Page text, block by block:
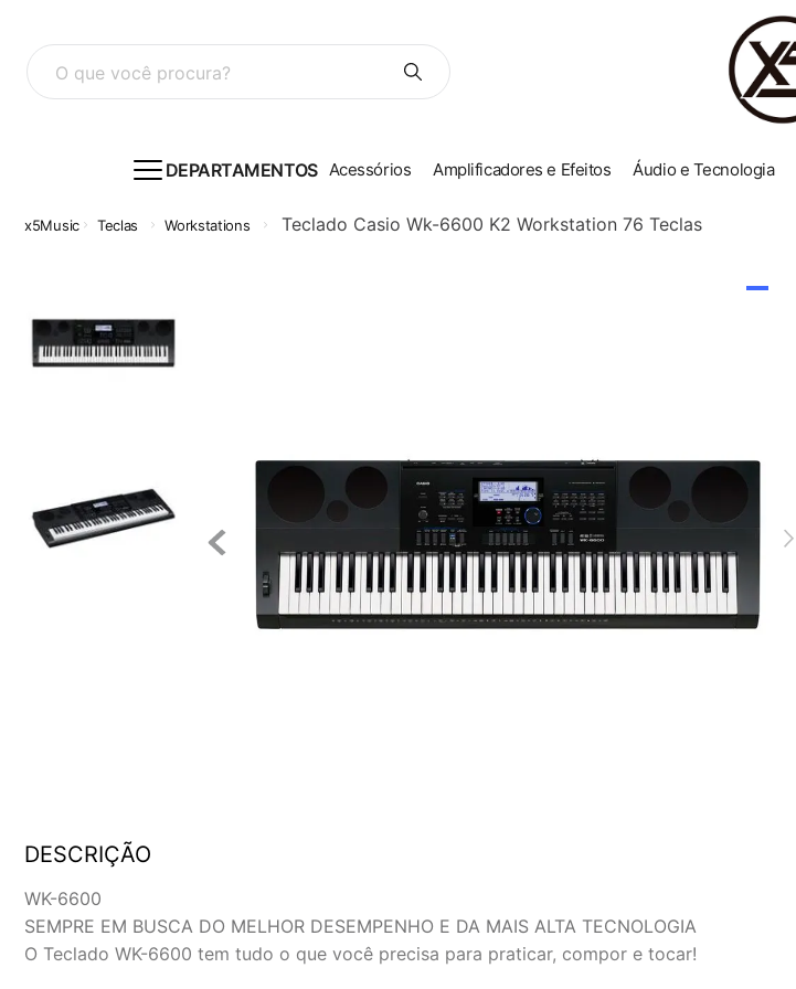
O que você procura?
DEPARTAMENTOS Acessórios Amplificadores e Efeitos Áudio e Tecnologia
Teclas Workstations Teclado Casio Wk-6600 K2 Workstation 76 Teclas
DESCRIÇÃO
WK-6600
SEMPRE EM BUSCA DO MELHOR DESEMPENHO E DA MAIS ALTA TECNOLOGIA
O Teclado WK-6600 tem tudo o que você precisa para praticar, compor e tocar!